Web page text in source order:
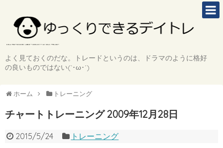
よく見ておくのだな。トレードというのは、ドラマのように格好
の良いものではない(`･ω･´)
ホーム トレーニング
チャートトレーニング 2009年12月28日
2015/5/24 トレーニング